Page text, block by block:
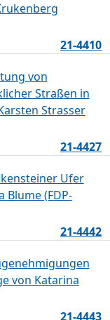
21-4410
von
Straßen in
Strasser
21-4427
Ufer
Blume (FDP-
21-4442
von Katarina
21-4443